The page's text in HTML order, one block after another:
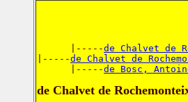
      |-----
de Chalvet de
|-----de Chalvet de
      |-----
de Bosc,
de Chalvet de